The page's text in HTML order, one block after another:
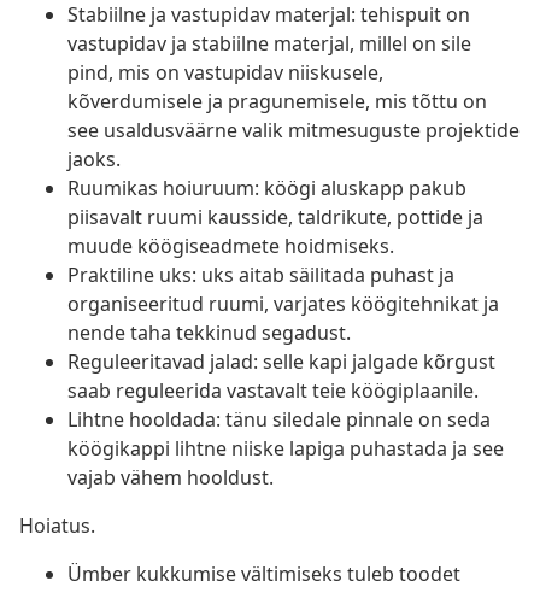
Stabiilne ja vastupidav materjal: tehispuit on
vastupidav ja stabiilne materjal, millel on sile
pind, mis on vastupidav niiskusele,
kõverdumisele ja pragunemisele, mis tõttu on
see usaldusväärne valik mitmesuguste projektide
jaoks.
Ruumikas hoiuruum: köögi aluskapp pakub
piisavalt ruumi kausside, taldrikute, pottide ja
muude köögiseadmete hoidmiseks.
Praktiline uks: uks aitab säilitada puhast ja
organiseeritud ruumi, varjates köögitehnikat ja
nende taha tekkinud segadust.
Reguleeritavad jalad: selle kapi jalgade kõrgust
saab reguleerida vastavalt teie köögiplaanile.
Lihtne hooldada: tänu siledale pinnale on seda
köögikappi lihtne niiske lapiga puhastada ja see
vajab vähem hooldust.
Hoiatus.
Ümber kukkumise vältimiseks tuleb toodet